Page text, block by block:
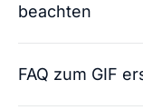
beachten
FAQ zum GIF